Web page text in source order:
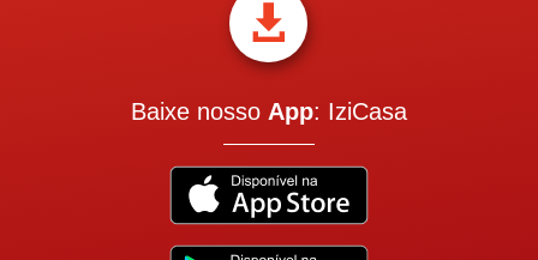

Baixe nosso App: IziCasa